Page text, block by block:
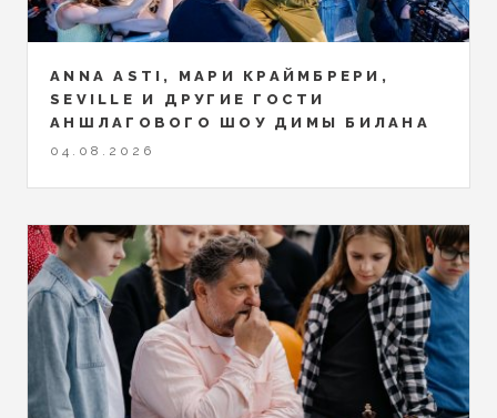
ANNA ASTI, МАРИ КРАЙМБРЕРИ,
SEVILLE И ДРУГИЕ ГОСТИ
АНШЛАГОВОГО ШОУ ДИМЫ БИЛАНА
04.08.2026